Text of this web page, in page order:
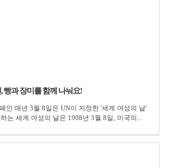
빵과 장미를 함께 나눠요!
인 매년 3월 8일은 UN이 지정한 '세계 여성의 날'
는 세계 여성의 날은 1908년 3월 8일, 미국의...